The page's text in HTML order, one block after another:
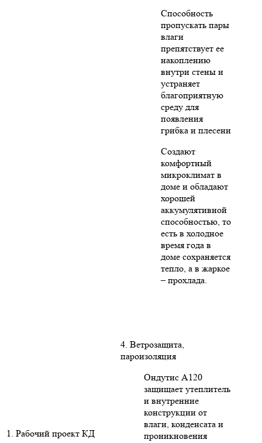
Способность
пропускать пары
влаги
препятствует ее
накоплению
внутри стены и
устраняет
благоприятную
среду для
появления
грибка и плесени
Создают
комфортный
микроклимат в
доме и обладают
хорошей
аккумулятивной
способностью, то
есть в холодное
время года в
доме сохраняется
тепло, а в жаркое
– прохлада.
1. Рабочий проект КД
4. Ветрозащита,
пароизоляция
Ондутис А120
защищает утеплитель
и внутренние
конструкции от
влаги, конденсата и
проникновения